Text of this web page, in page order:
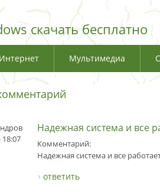
скачать бесплатно
Интернет Мультимедиа
18:07
Надежная система и все
Комментарий:
Надежная система и все
ответить